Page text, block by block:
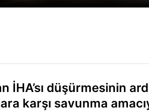
İHA’sı düşürmesinin
karşı savunma